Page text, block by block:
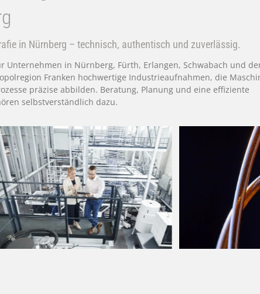
in Nürnberg – technisch, authentisch und zuverlässig.
Unternehmen in Nürnberg, Fürth, Erlangen, Schwabach und
Franken hochwertige Industrieaufnahmen, die
präzise abbilden. Beratung, Planung und eine effiziente
selbstverständlich dazu.